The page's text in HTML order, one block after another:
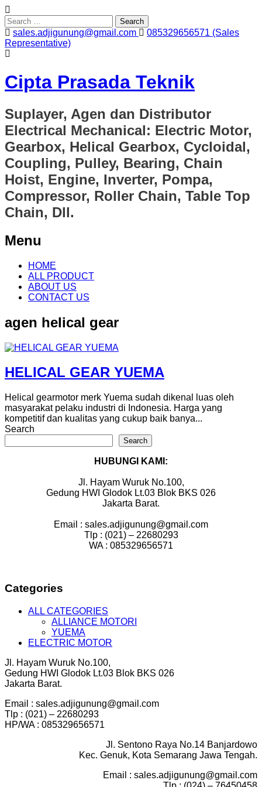
Search
for:sales.adjigunung@gmail.com
085329656571 (Sales
Representative)
Cipta Prasada Teknik
Suplayer, Agen dan Distributor
Electrical Mechanical: Electric Motor,
Gearbox, Helical Gearbox, Cycloidal,
Coupling, Pulley, Bearing, Chain
Hoist, Engine, Inverter, Pompa,
Compressor, Roller Chain, Table Top
Chain, Dll.
Menu
Skip
content
HOME
ALL PRODUCT
ABOUT US
CONTACT US
agen helical gear
HELICAL GEAR YUEMA
Helical gearmotor merk Yuema sudah dikenal luas oleh
masyarakat pelaku industri di Indonesia. Harga yang
kompetitif dan kualitas yang cukup baik banya...
Search
Search
HUBUNGI KAMI:
Jl. Hayam Wuruk No.100,
Gedung HWI Glodok Lt.03 Blok BKS 026
Jakarta Barat.
Email : sales.adjigunung@gmail.com
Tlp : (021) – 22680293
WA : 085329656571
Categories
ALL CATEGORIES
ALLIANCE MOTORI
YUEMA
ELECTRIC MOTOR
Jl. Hayam Wuruk No.100,
Gedung HWI Glodok Lt.03 Blok BKS 026
Jakarta Barat.
Email : sales.adjigunung@gmail.com
Tlp : (021) – 22680293
HP/WA : 085329656571
Jl. Sentono Raya No.14 Banjardowo
Kec. Genuk, Kota Semarang Jawa Tengah.
Email : sales.adjigunung@gmail.com